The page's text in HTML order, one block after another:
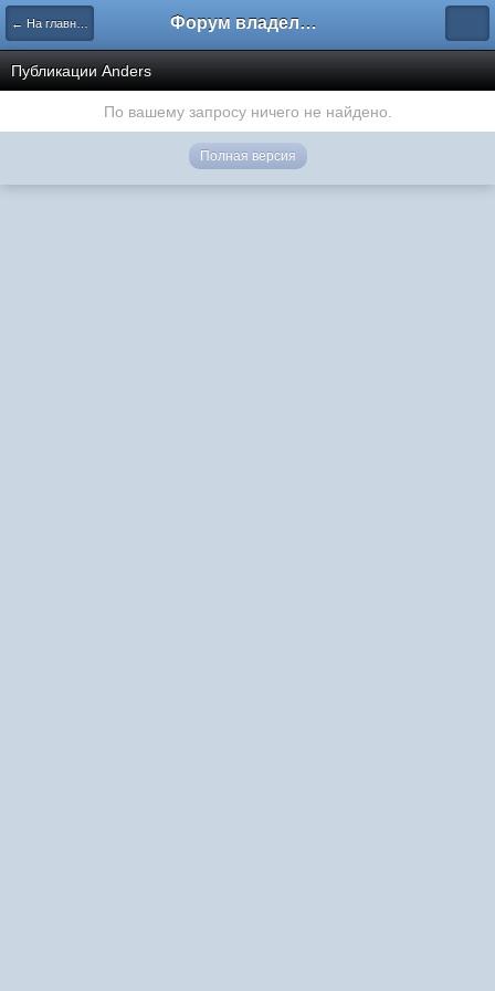
← На главную Форум владельцев интернет-магазинов
Публикации Anders
По вашему запросу ничего не найдено.
Полная версия